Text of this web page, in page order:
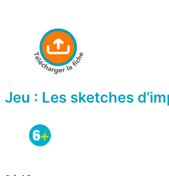
Jeu : Les sketches